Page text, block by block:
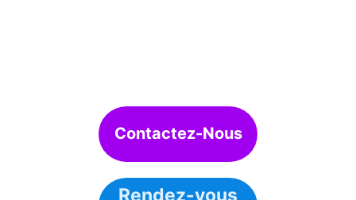
Contactez-Nous
Rendez-vous